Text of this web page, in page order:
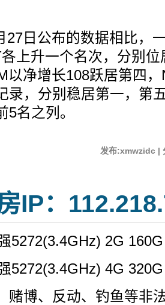
日公布的数据相比，
上升一个名次，分别
以净增长108跃居第四
录，分别稳居第一，第
5名之列。
发布:xmwzidc |
IP：
5272(3.4GHz) 2G
5272(3.4GHz) 4G
赌博、反动、钓鱼等非